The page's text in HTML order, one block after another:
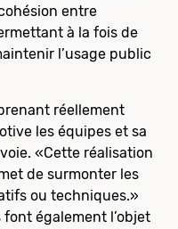
entre
à la fois de
l’usage public
réellement
les équipes et sa
«Cette réalisation
de surmonter les
ou techniques.»
également l’objet